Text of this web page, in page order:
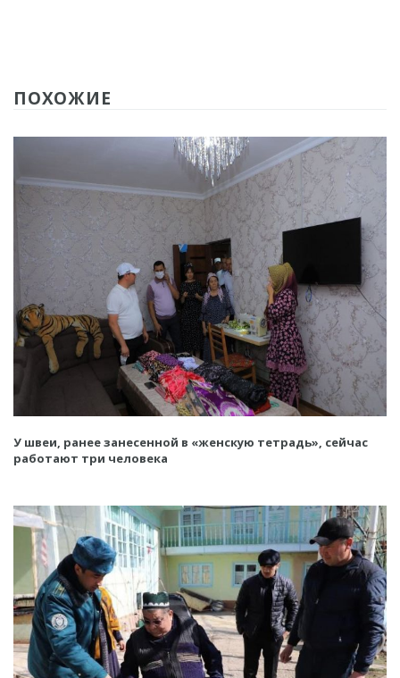
ПОХОЖИЕ
У швеи, ранее занесенной в «женскую тетрадь», сейчас
работают три человека